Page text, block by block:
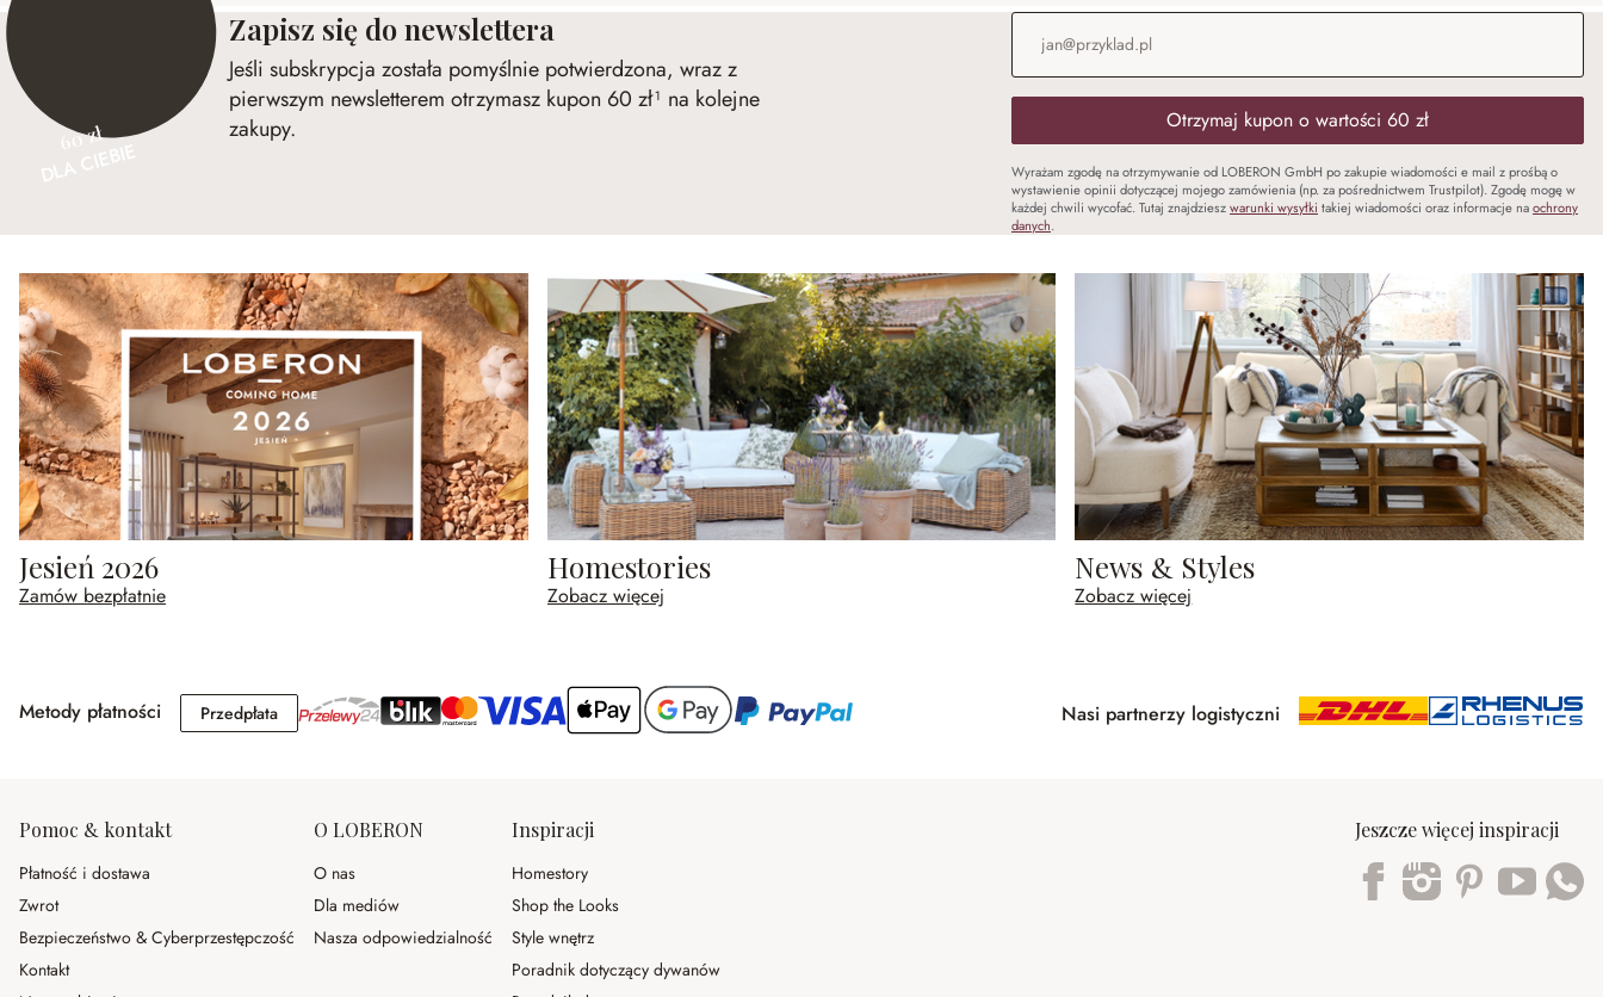
60 zł
Zapisz się do newslettera
Jeśli subskrypcja została pomyślnie potwierdzona, wraz z
pierwszym newsletterem otrzymasz kupon 60 zł¹ na kolejne
zakupy.
Adres e-mail
Otrzymaj kupon o wartości 60 zł
Wyrażam zgodę na otrzymywanie od LOBERON GmbH po zakupie wiadomości e mail z prośbą o
wystawienie opinii dotyczącej mojego zamówienia (np. za pośrednictwem Trustpilot). Zgodę mogę w
każdej chwili wycofać. Tutaj znajdzieszwarunki wysyłki takiej wiadomości oraz informacje naochrony
danych.
Jesień 2026
Zamów bezpłatnie
Homestories
Zobacz więcej
News & Styles
Zobacz więcej
Metody płatności PrzedpłataPrzedpłata Nasi partnerzy logistyczni
Pomoc & kontakt
Płatność i dostawa
Zwrot
Bezpieczeństwo & Cyberprzestępczość
Kontakt
O LOBERON
O nas
Dla mediów
Nasza odpowiedzialność
Inspiracji
Homestory
Shop the Looks
Style wnętrz
Poradnik dotyczący dywanów
Jeszcze więcej inspiracji